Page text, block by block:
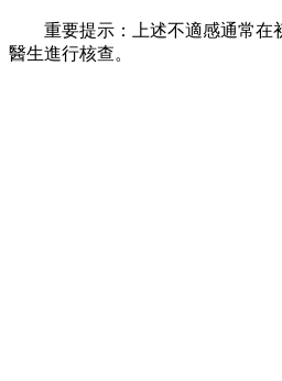
重要提示：上述不適感通常在初
醫生進行核查。